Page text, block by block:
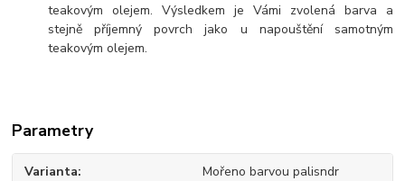
teakovým olejem. Výsledkem je Vámi zvolená barva a
stejně příjemný povrch jako u napouštění samotným
teakovým olejem.
Parametry
Varianta Mořeno barvou palisndr